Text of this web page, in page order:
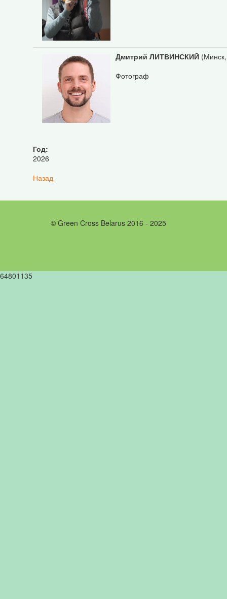
Дмитрий ЛИТВИНСКИЙ
Фотограф
Год:
2026
Назад
© Green Cross Belarus 2016 - 2025
64801135